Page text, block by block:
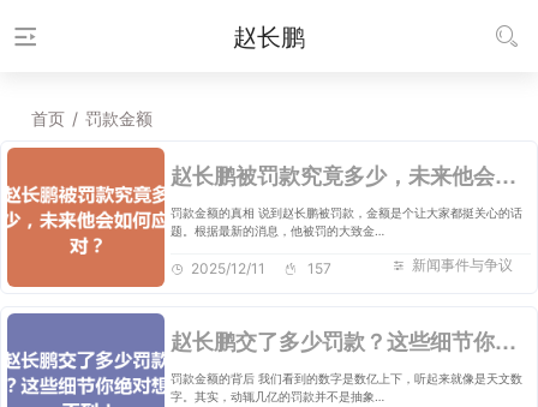
赵长鹏
首页 / 罚款金额
赵长鹏被罚款究竟多少，未来他会如何应对？
罚款金额的真相 说到赵长鹏被罚款，金额是个让大家都挺关心的话
题。根据最新的消息，他被罚的大致金…
新闻事件与争议
2025/12/11 157
赵长鹏交了多少罚款？这些细节你绝对想不到！
罚款金额的背后 我们看到的数字是数亿上下，听起来就像是天文数
字。其实，动辄几亿的罚款并不是抽象…